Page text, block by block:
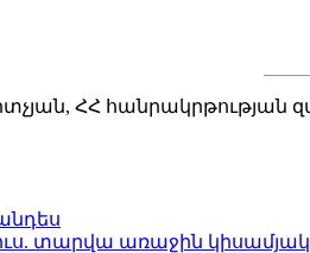
ՀՀ հանրակրթության
ուս. տարվա առաջին